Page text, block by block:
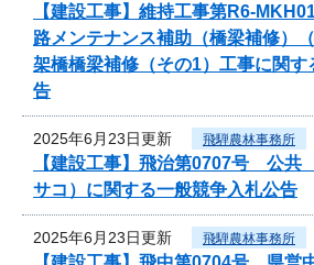
【建設工事】維持工事第R6-
路メンテナンス補助（橋梁補修）
架橋橋梁補修（その1）工事に関す
告
2025年6月23日更新 飛騨農林事務所
【建設工事】飛治第0707号 公
サコ）に関する一般競争入札公告
2025年6月23日更新 飛騨農林事務所